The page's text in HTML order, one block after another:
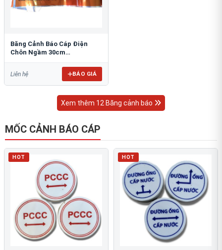
Băng Cảnh Báo Cáp Điện
Chôn Ngầm 30cm
Liên hệ BÁO GIÁ
Xem thêm 12 Băng cảnh báo
MỐC CẢNH BÁO CÁP
HOT HOT